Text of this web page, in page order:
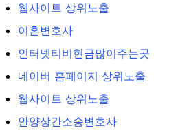
웹사이트 상위노출
이혼변호사
인터넷티비현금많이주는곳
네이버 홈페이지 상위노출
웹사이트 상위노출
안양상간소송변호사